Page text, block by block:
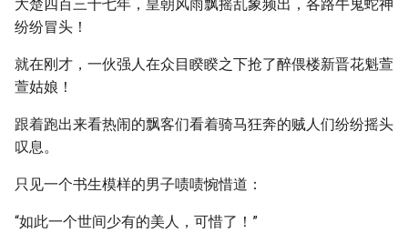
大楚四百三十七年，皇朝风雨飘摇乱象频出，各路牛鬼蛇神
纷纷冒头！
就在刚才，一伙强人在众目睽睽之下抢了醉偎楼新晋花魁萱
萱姑娘！
跟着跑出来看热闹的飘客们看着骑马狂奔的贼人们纷纷摇头
叹息。
只见一个书生模样的男子啧啧惋惜道：
“如此一个世间少有的美人，可惜了！”